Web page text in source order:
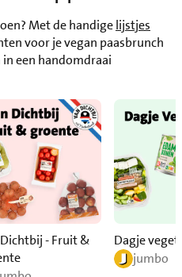
Met de handigelijstjes
voor je vegan paasbrunch
een handomdraai
- Fruit &
Dagje
jumbo